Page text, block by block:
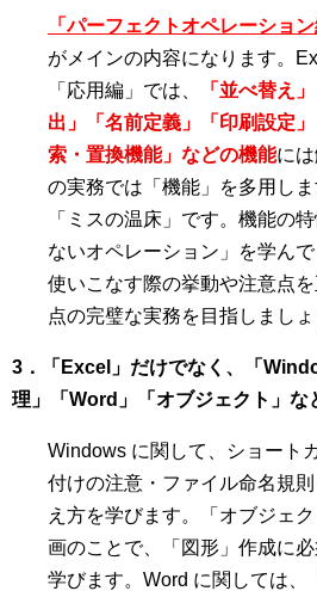
「パーフェクトオペレーショ
がメインの内容になります。
「応用編」では、
「並べ替え
出」「名前定義」「印刷設定
索・置換機能」などの機能に
の実務では「機能」を多用し
「ミスの温床」です。機能の
ないオペレーション」を学ん
使いこなす際の挙動や注意点
点の完璧な実務を目指しましょ
3．「Excel」だけでなく、「
理」「Word」「オブジェクト」な
Windows に関して、ショート
付けの注意・ファイル命名規
え方を学びます。「オブジェ
画のことで、「図形」作成に
学びます。Word に関しては、